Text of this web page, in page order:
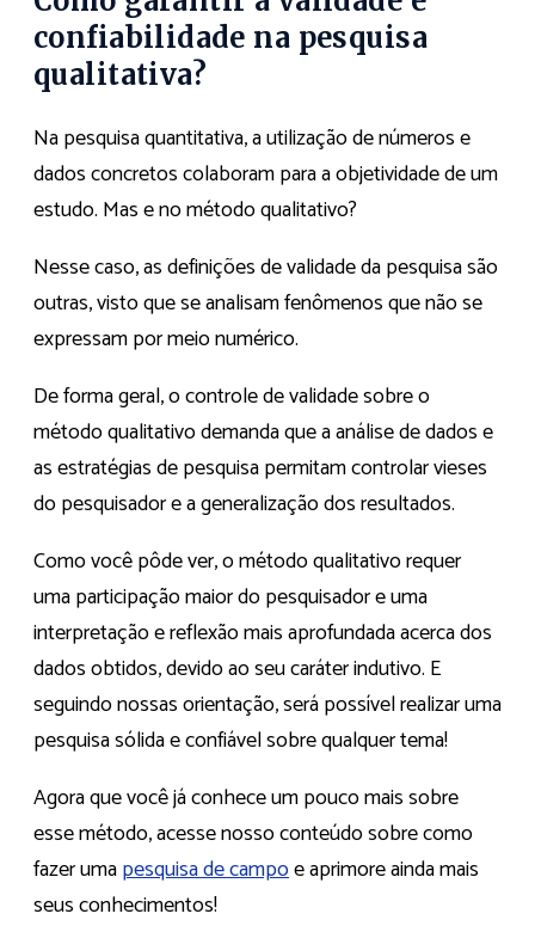
confiabilidade na pesquisa
qualitativa?
Na pesquisa quantitativa, a utilização de números e
dados concretos colaboram para a objetividade de um
estudo. Mas e no método qualitativo?
Nesse caso, as definições de validade da pesquisa são
outras, visto que se analisam fenômenos que não se
expressam por meio numérico.
De forma geral, o controle de validade sobre o
método qualitativo demanda que a análise de dados e
as estratégias de pesquisa permitam controlar vieses
do pesquisador e a generalização dos resultados.
Como você pôde ver, o método qualitativo requer
uma participação maior do pesquisador e uma
interpretação e reflexão mais aprofundada acerca dos
dados obtidos, devido ao seu caráter indutivo. E
seguindo nossas orientação, será possível realizar uma
pesquisa sólida e confiável sobre qualquer tema!
Agora que você já conhece um pouco mais sobre
esse método, acesse nosso conteúdo sobre como
fazer umapesquisa de campoe aprimore ainda mais
seus conhecimentos!